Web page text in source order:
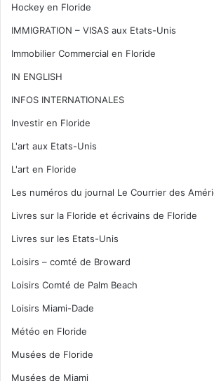
Hockey en Floride
IMMIGRATION – VISAS aux Etats-Unis
Immobilier Commercial en Floride
IN ENGLISH
INFOS INTERNATIONALES
Investir en Floride
L'art aux Etats-Unis
L'art en Floride
Les numéros du journal Le Courrier des
Livres sur la Floride et écrivains de Floride
Livres sur les Etats-Unis
Loisirs – comté de Broward
Loisirs Comté de Palm Beach
Loisirs Miami-Dade
Météo en Floride
Musées de Floride
Musées de Miami